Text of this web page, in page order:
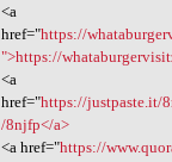
<a
href="https://
">https://
<a
href="https://justpaste.it/
/8njfp</a>
<a href="https://